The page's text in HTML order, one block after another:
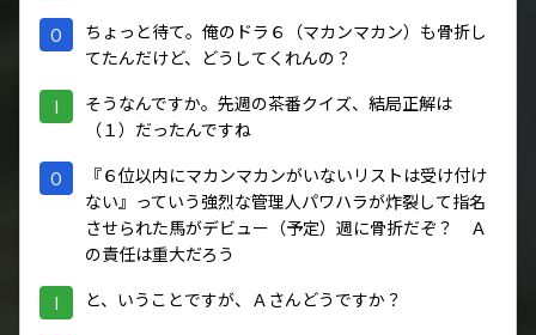
O
ちょっと待て。俺のドラ６（マカンマカン）も骨折し
てたんだけど、どうしてくれんの？
I
そうなんですか。先週の茶番クイズ、結局正解は
（１）だったんですね
O
『６位以内にマカンマカンがいないリストは受け付け
ない』っていう強烈な管理人パワハラが炸裂して指名
させられた馬がデビュー（予定）週に骨折だぞ？ Ａ
の責任は重大だろう
I と、いうことですが、Ａさんどうですか？